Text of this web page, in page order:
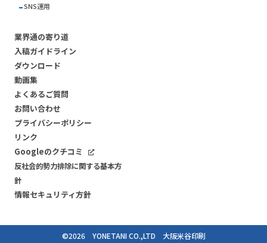
SNS運用
業界通の寄り道
入稿ガイドライン
ダウンロード
動画集
よくあるご質問
お問い合わせ
プライバシーポリシー
リンク
Googleのクチコミ
反社会的勢力排除に関する基本方
針
情報セキュリティ方針
©2026YONETANI CO.,LTD 大阪米谷印刷